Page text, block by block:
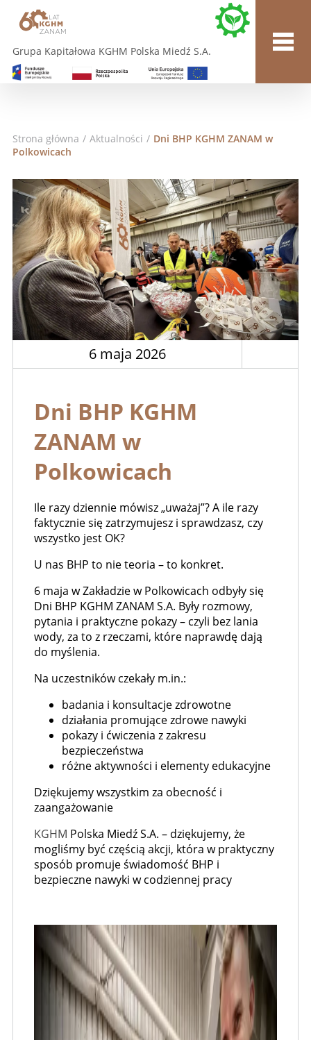
Grupa Kapitałowa KGHM Polska Miedź S.A.
Strona główna / Aktualności / Dni BHP KGHM ZANAM w
Polkowicach
6 maja 2026
Dni BHP KGHM
ZANAM w
Polkowicach
Ile razy dziennie mówisz „uważaj”? A ile razy
faktycznie się zatrzymujesz i sprawdzasz, czy
wszystko jest OK?
U nas BHP to nie teoria – to konkret.
6 maja w Zakładzie w Polkowicach odbyły się
Dni BHP KGHM ZANAM S.A. Były rozmowy,
pytania i praktyczne pokazy – czyli bez lania
wody, za to z rzeczami, które naprawdę dają
do myślenia.
Na uczestników czekały m.in.:
badania i konsultacje zdrowotne
działania promujące zdrowe nawyki
pokazy i ćwiczenia z zakresu
bezpieczeństwa
różne aktywności i elementy edukacyjne
Dziękujemy wszystkim za obecność i
zaangażowanie
KGHM Polska Miedź S.A. – dziękujemy, że
mogliśmy być częścią akcji, która w praktyczny
sposób promuje świadomość BHP i
bezpieczne nawyki w codziennej pracy